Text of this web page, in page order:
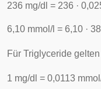
236 mg/dl = 236 ·
6,10 mmol/l = 6,10 ·
Für Triglyceride
1 mg/dl = 0,0113